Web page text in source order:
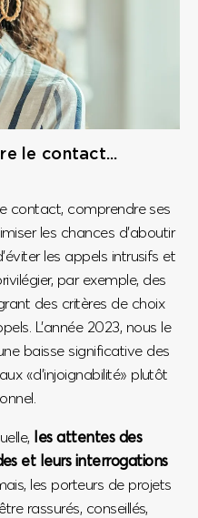
le contact...
contact, comprendre ses
les chances d’aboutir
les appels intrusifs et
par exemple, des
des critères de choix
L’année 2023, nous le
baisse significative des
«d’injoignabilité» plutôt
les attentes des
et leurs interrogations
les porteurs de projets
rassurés, conseillés,